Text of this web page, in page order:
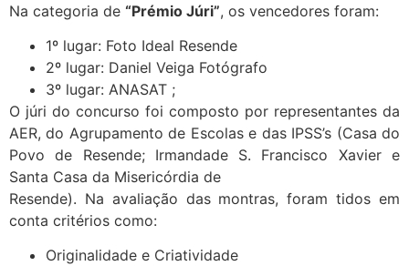
Na categoria de “Prémio Júri”, os vencedores foram:
1º lugar: Foto Ideal Resende
2º lugar: Daniel Veiga Fotógrafo
3º lugar: ANASAT ;
O júri do concurso foi composto por representantes da
AER, do Agrupamento de Escolas e das IPSS’s (Casa do
Povo de Resende; Irmandade S. Francisco Xavier e
Santa Casa da Misericórdia de
Resende). Na avaliação das montras, foram tidos em
conta critérios como:
Originalidade e Criatividade